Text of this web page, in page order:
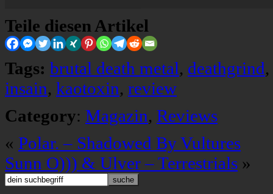
Teile diesen Artikel
Tags: brutal death metal, deathgrind,
insain, kaotoxin, review
Category: Magazin, Reviews
« Polar. – Shadowed By Vultures
Sunn O))) & Ulver – Terrestrials »